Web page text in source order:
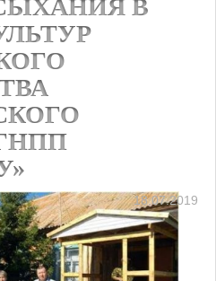
В
18.07.2019